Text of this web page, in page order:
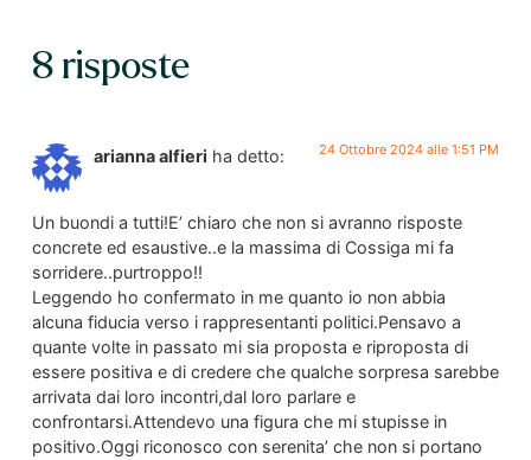
8 risposte
arianna alfieri ha detto: 24 Ottobre 2024 alle 1:51 PM
Un buondi a tutti!E’ chiaro che non si avranno risposte
concrete ed esaustive..e la massima di Cossiga mi fa
sorridere..purtroppo!!
Leggendo ho confermato in me quanto io non abbia
alcuna fiducia verso i rappresentanti politici.Pensavo a
quante volte in passato mi sia proposta e riproposta di
essere positiva e di credere che qualche sorpresa sarebbe
arrivata dai loro incontri,dal loro parlare e
confrontarsi.Attendevo una figura che mi stupisse in
positivo.Oggi riconosco con serenita’ che non si portano